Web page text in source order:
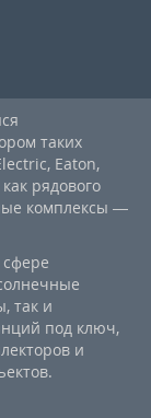
таких
Eaton,
рядового
комплексы —
так и
под ключ,
и